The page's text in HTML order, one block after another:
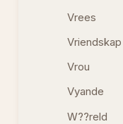
Vrees
Vriendskap
Vrou
Vyande
W??reld